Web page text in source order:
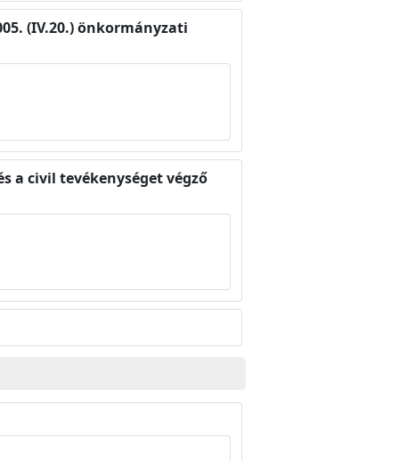
(IV.20.) önkormányzati
a civil tevékenységet végző